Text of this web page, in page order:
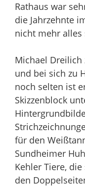
Rathaus war
die Jahrzehnte
nicht mehr alles
Michael Dreilich
und bei sich zu
noch selten ist
Skizzenblock
für den
Sundheimer
Kehler Tiere,
den